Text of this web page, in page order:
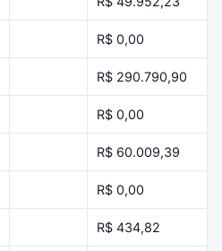
R$ 0,00
R$ 290.790,90
R$ 0,00
R$ 60.009,39
R$ 0,00
R$ 434,82